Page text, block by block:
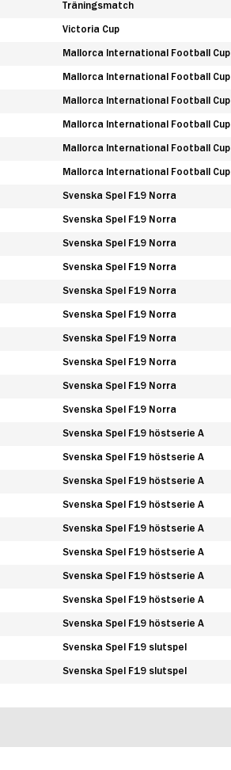
Träningsmatch
Victoria Cup
Mallorca International Football Cup
Mallorca International Football Cup
Mallorca International Football Cup
Mallorca International Football Cup
Mallorca International Football Cup
Mallorca International Football Cup
Svenska Spel F19 Norra
Svenska Spel F19 Norra
Svenska Spel F19 Norra
Svenska Spel F19 Norra
Svenska Spel F19 Norra
Svenska Spel F19 Norra
Svenska Spel F19 Norra
Svenska Spel F19 Norra
Svenska Spel F19 Norra
Svenska Spel F19 Norra
Svenska Spel F19 höstserie A
Svenska Spel F19 höstserie A
Svenska Spel F19 höstserie A
Svenska Spel F19 höstserie A
Svenska Spel F19 höstserie A
Svenska Spel F19 höstserie A
Svenska Spel F19 höstserie A
Svenska Spel F19 höstserie A
Svenska Spel F19 höstserie A
Svenska Spel F19 slutspel
Svenska Spel F19 slutspel